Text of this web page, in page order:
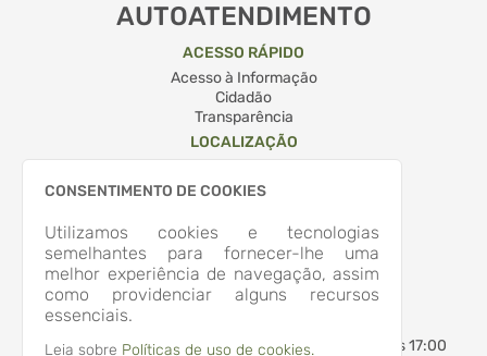
CONSENTIMENTO DE COOKIES
Utilizamos cookies e tecnologias
semelhantes para fornecer-lhe uma
melhor experiência de navegação, assim
como providenciar alguns recursos
essenciais.
Leia sobre Políticas de uso de cookies.
AUTOATENDIMENTO
ACESSO RÁPIDO
Acesso à Informação
Cidadão
Transparência
LOCALIZAÇÃO
Apiúna/
Abrir no Mapa
CONTATOS
(47) 3353-2500
administracao@apiuna.sc.gov.br
Segunda-feira a Sexta-feira7:30 às 12:00 - 13:30 às 17:00